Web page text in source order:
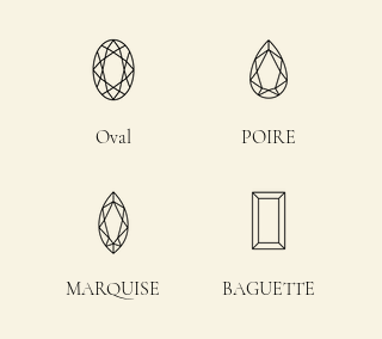
Oval POIRE
MARQUISE BAGUETTE